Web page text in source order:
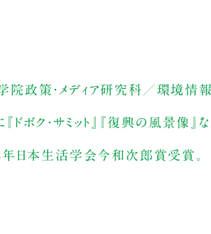
政策・メディア研究科／環境情報
『ドボク・サミット』『復興の風景
日本生活学会今和次郎賞受賞。